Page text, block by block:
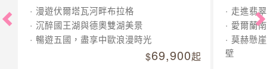
漫遊伏爾塔瓦河畔布拉格
沉醉國王湖與德奧雙湖美景
暢遊五國，盡享中歐浪漫時光
69,900起
走進翡
愛爾蘭
莫赫懸
壁